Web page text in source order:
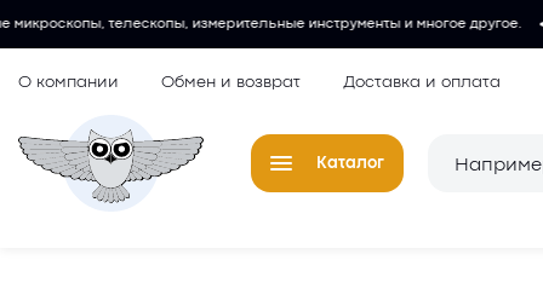
измерительные инструменты и многое другое.
О компании Обмен и возврат Доставка и оплата
Каталог